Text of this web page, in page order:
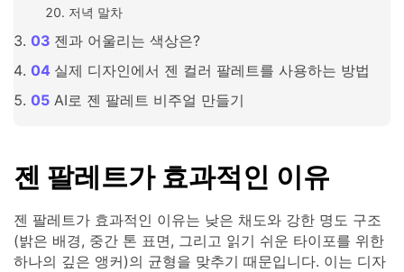
저녁 말차
젠과 어울리는 색상은?
실제 디자인에서 젠 컬러 팔레트를 사용하는 방법
AI로 젠 팔레트 비주얼 만들기
젠 팔레트가 효과적인 이유
젠 팔레트가 효과적인 이유는 낮은 채도와 강한 명도 구조
(밝은 배경, 중간 톤 표면, 그리고 읽기 쉬운 타이포를 위한
하나의 깊은 앵커)의 균형을 맞추기 때문입니다. 이는 디자